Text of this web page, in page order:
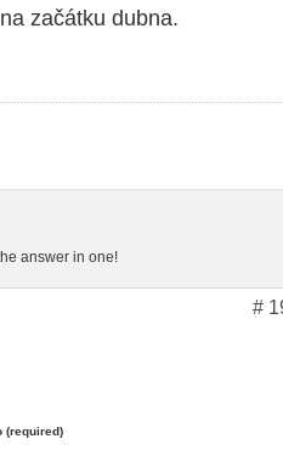
začátku dubna.
answer in one!
#
(required)